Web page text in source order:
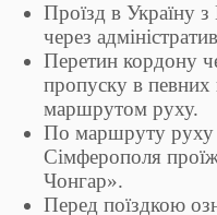
Проїзд в Україну
через
Перетин кордону
пропуску в певних
маршрутом руху.
По маршруту руху
Сімферополя
Чонгар».
Перед поїздкою